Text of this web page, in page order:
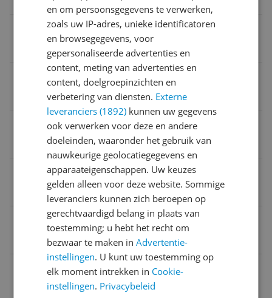
Ingrediënten
ASCORBIC ACID
Houdbaarheid gesloten product
zie ‘Houdbaarheid periode na opening
Waarschuwingen
Substantie
Verpakkingsgewicht
Periode na opening
en om persoonsgegevens te verwerken,
zoals uw IP-adres, unieke identificatoren
en browsegegevens, voor
gepersonaliseerde advertenties en
content, meting van advertenties en
content, doelgroepinzichten en
verbetering van diensten. Externe
leveranciers (1892) kunnen uw gegevens
ook verwerken voor deze en andere
doeleinden, waaronder het gebruik van
nauwkeurige geolocatiegegevens en
apparaateigenschappen. Uw keuzes
gelden alleen voor deze website. Sommige
leveranciers kunnen zich beroepen op
gerechtvaardigd belang in plaats van
toestemming; u hebt het recht om
bezwaar te maken inAdvertentie-
instellingen. U kunt uw toestemming op
elk moment intrekken in Cookie-
instellingen. Privacybeleid